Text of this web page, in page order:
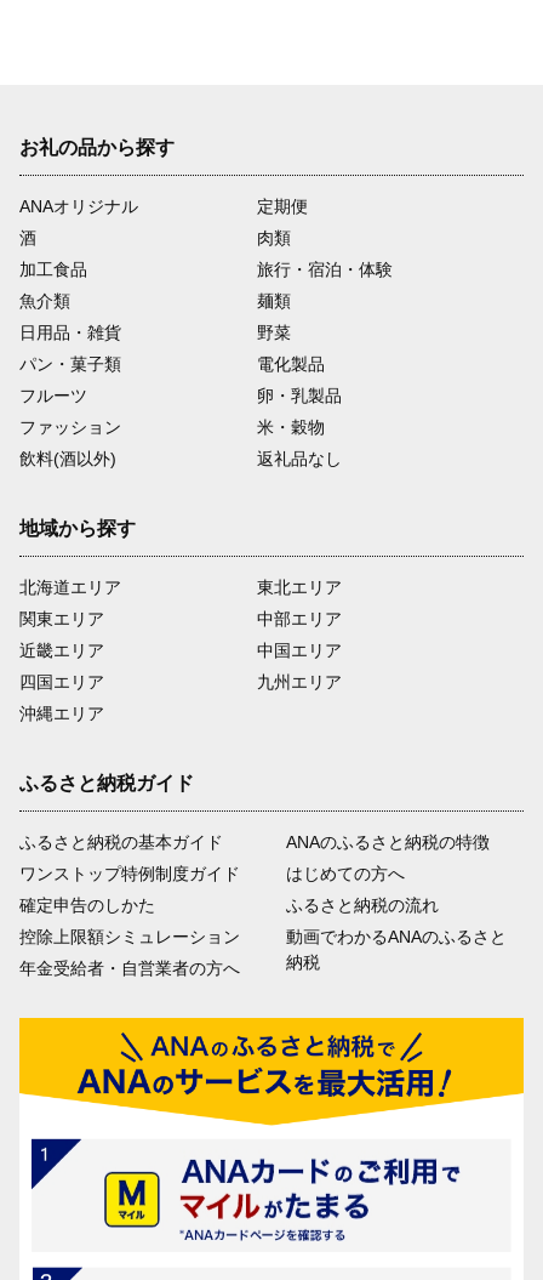
お礼の品から探す
ANAオリジナル
定期便
酒
肉類
加工食品
旅行・宿泊・体験
魚介類
麺類
日用品・雑貨
野菜
パン・菓子類
電化製品
フルーツ
卵・乳製品
ファッション
米・穀物
飲料(酒以外)
返礼品なし
地域から探す
北海道エリア
関東エリア
近畿エリア
四国エリア
沖縄エリア
東北エリア
中部エリア
中国エリア
九州エリア
ふるさと納税ガイド
ふるさと納税の基本ガイド
ワンストップ特例制度ガイド
確定申告のしかた
控除上限額シミュレーション
年金受給者・自営業者の方へ
ANAのふるさと納税の特徴
はじめての方へ
ふるさと納税の流れ
動画でわかるANAのふるさと
納税